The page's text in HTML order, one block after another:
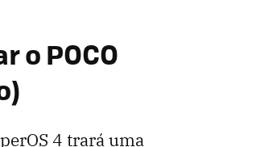
o POCO
4 trará uma